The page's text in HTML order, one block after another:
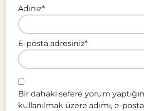
Adınız*
E-posta adresiniz*
Bir dahaki sefere yorum
kullanılmak üzere adımı, e-